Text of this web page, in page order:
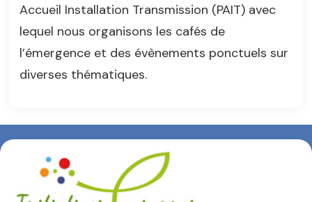
Accueil Installation Transmission (PAIT) avec
lequel nous organisons les cafés de
l’émergence et des évènements ponctuels sur
diverses thématiques.